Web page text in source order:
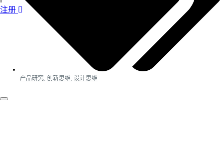
注册
产品研究 创新思维 设计思维